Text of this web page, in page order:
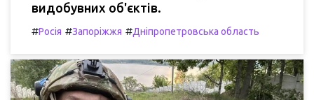
видобувних об'єктів.
#Росія #Запоріжжя #Дніпропетровська область